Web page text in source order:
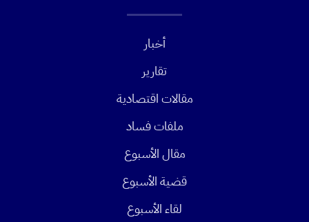
أخبار
تقارير
مقالات اقتصادية
ملفات فساد
مقال الأسبوع
قضية الأسبوع
لقاء الأسبوع